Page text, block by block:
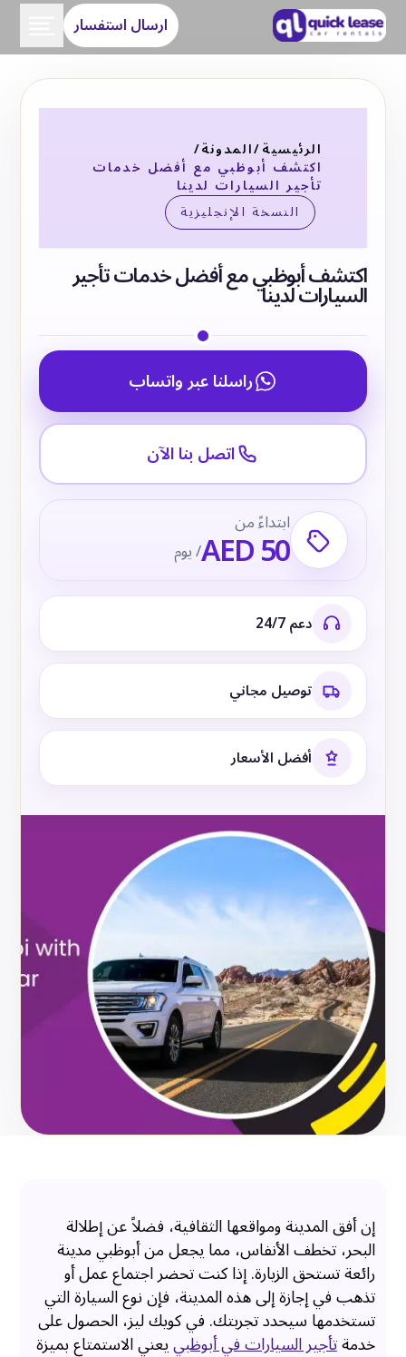
ارسال استفسار
الرئيسية/المدونة/
اكتشف أبوظبي مع أفضل خدمات
تأجير السيارات لدينا
النسخة الإنجليزية
اكتشف أبوظبي مع أفضل خدمات تأجير
السيارات لدينا
راسلنا عبر واتساب
اتصل بنا الآن
ابتداءً من
AED 50/ يوم
دعم 24/7
توصيل مجاني
أفضل الأسعار
إن أفق المدينة ومواقعها الثقافية، فضلاً عن إطلالة
البحر، تخطف الأنفاس، مما يجعل من أبوظبي مدينة
رائعة تستحق الزيارة. إذا كنت تحضر اجتماع عمل أو
تذهب في إجازة إلى هذه المدينة، فإن نوع السيارة التي
تستخدمها سيحدد تجربتك. في كويك ليز، الحصول على
خدمةتأجير السيارات في أبوظبييعني الاستمتاع بميزة